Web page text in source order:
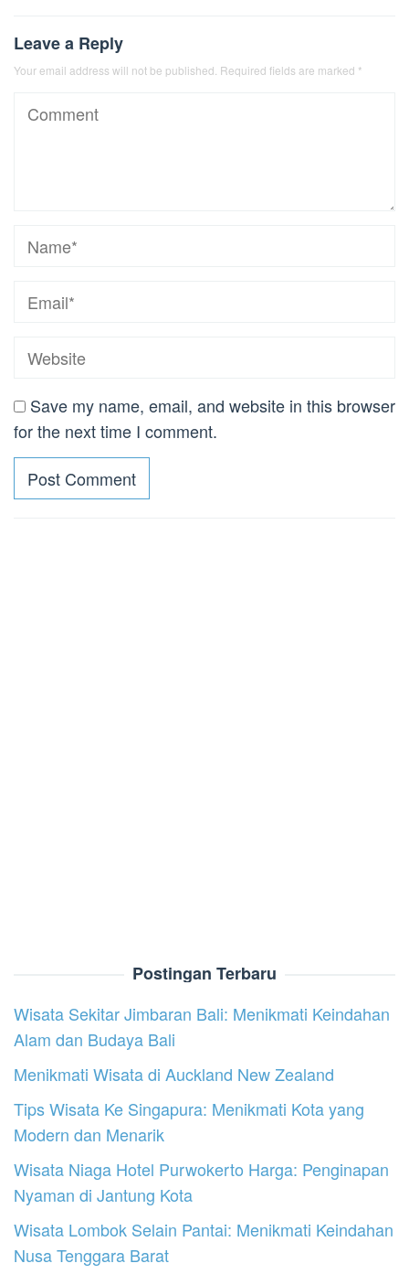
Leave a Reply
Your email address will not be published. Required fields are marked *
Save my name, email, and website in this browser
for the next time I comment.
Postingan Terbaru
Wisata Sekitar Jimbaran Bali: Menikmati Keindahan
Alam dan Budaya Bali
Menikmati Wisata di Auckland New Zealand
Tips Wisata Ke Singapura: Menikmati Kota yang
Modern dan Menarik
Wisata Niaga Hotel Purwokerto Harga: Penginapan
Nyaman di Jantung Kota
Wisata Lombok Selain Pantai: Menikmati Keindahan
Nusa Tenggara Barat